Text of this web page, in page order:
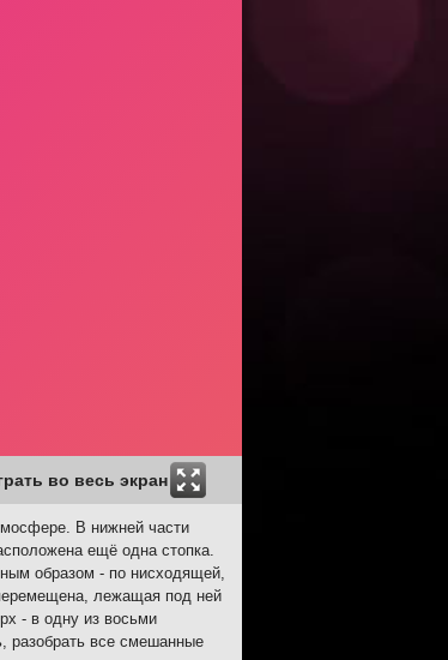
во весь экран
В нижней части
ещё одна стопка.
образом - по нисходящей,
лежащая под ней
- в одну из восьми
разобрать все смешанные